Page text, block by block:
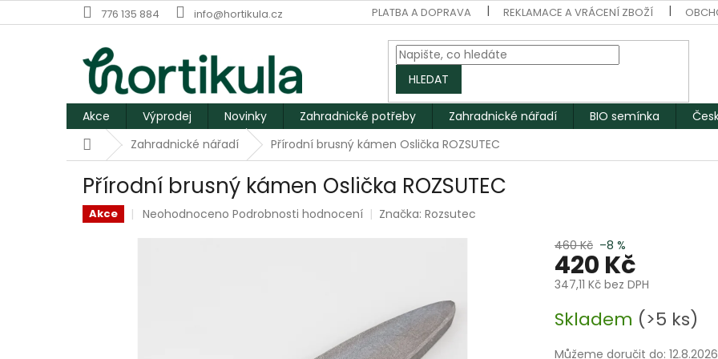
na
776 135 884 info@hortikula.cz PLATBA A DOPRAVA REKLAMACE A VRÁCENÍ ZBOŽÍ
HLEDAT
Akce Výprodej Novinky Zahradnické potřeby Zahradnické nářadí BIO semínka
DomůZahradnické nářadí Přírodní brusný kámen Oslička ROZSUTEC
Přírodní brusný kámen Oslička ROZSUTEC
Akce
Průměrné
Neohodnoceno Podrobnosti hodnocení Značka: Rozsutec
460 Kč –8 %
420 Kč
347,11 Kč bez DPH
cena:
Skladem (>5 ks)
Můžeme doručit do: 12.8.2026